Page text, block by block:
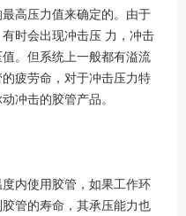
高压力值来确定的。由于
时会出现冲击压 力，冲击
。但系统上一般都有溢流
疲劳命，对于冲击压力特
冲击的胶管产品。
内使用胶管，如果工作环
管的寿命，其承压能力也